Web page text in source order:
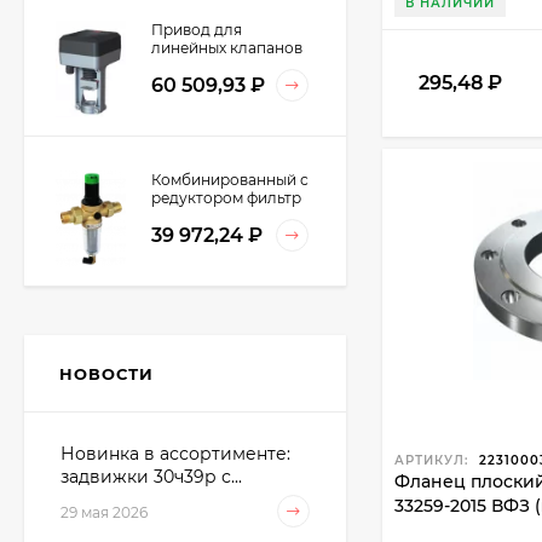
295,48 ₽
АРТИКУЛ:
Фланец плоский
33259-2015 ВФЗ
Привод для
линейных клапанов
20мм IP54
60 509,93 ₽
Комбинированный с
редуктором фильтр
Honeywell FK06-
39 972,24 ₽
Ручной
клапан MNT ВР DN15
НОВОСТИ
Новинка в ассортименте:
задвижки 30ч39р с...
29 мая 2026